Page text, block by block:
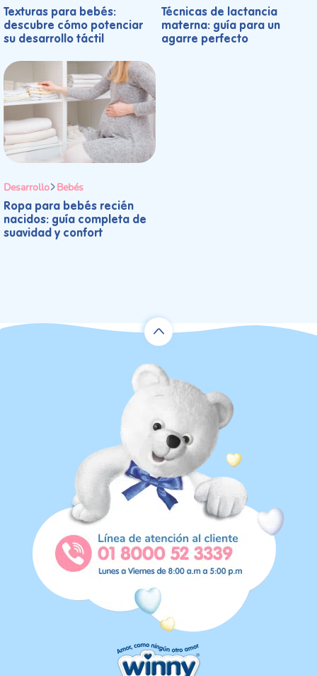
Texturas para bebés:
descubre cómo potenciar
su desarrollo táctil
Técnicas de lactancia
materna: guía para un
agarre perfecto
Desarrollo Bebés
Ropa para bebés recién
nacidos: guía completa de
suavidad y confort